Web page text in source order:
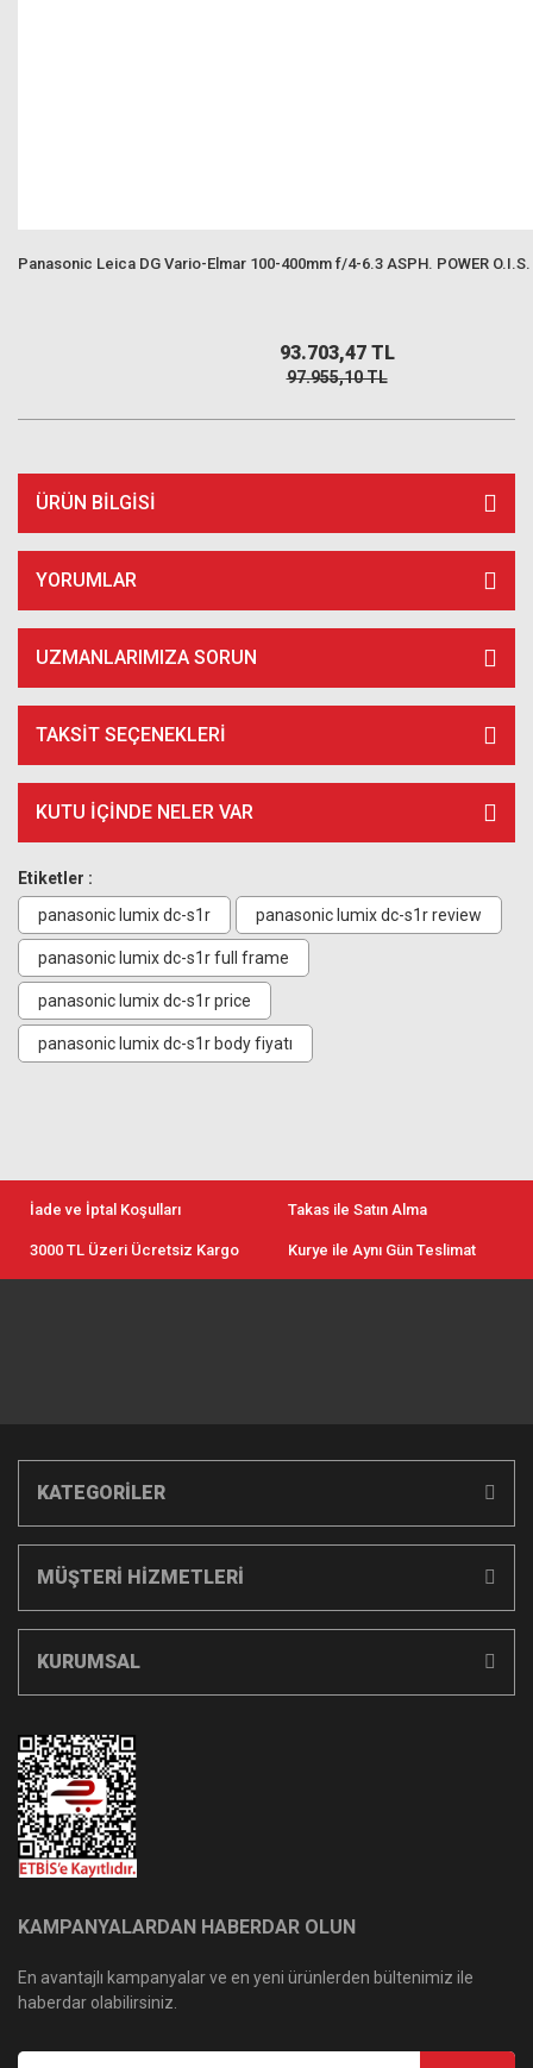
Panasonic Leica DG Vario-Elmar 100-400mm f/4-6.3 ASPH. POWER
93.703,47 TL
97.955,10 TL
ÜRÜN BILGISI
YORUMLAR
UZMANLARIMIZA SORUN
TAKSIT SEÇENEKLERI
KUTU İÇİNDE NELER VAR
Etiketler :
panasonic lumix dc-s1r
panasonic lumix dc-s1r review
panasonic lumix dc-s1r full frame
panasonic lumix dc-s1r price
panasonic lumix dc-s1r body fiyatı
İade ve İptal Koşulları Takas ile Satın Alma
3000 TL Üzeri Ücretsiz Kargo Kurye ile Aynı Gün Teslimat
KATEGORİLER
MÜŞTERİ HİZMETLERİ
KURUMSAL
KAMPANYALARDAN HABERDAR OLUN
En avantajlı kampanyalar ve en yeni ürünlerden bültenimiz ile
haberdar olabilirsiniz.